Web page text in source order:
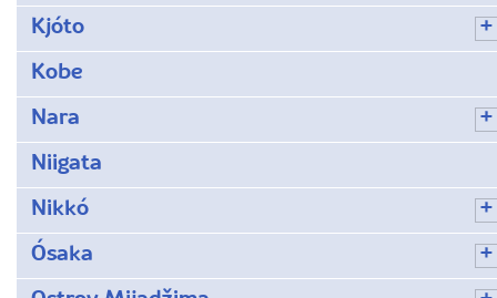
Kjóto
Kobe
Nara
Niigata
Nikkó
Ósaka